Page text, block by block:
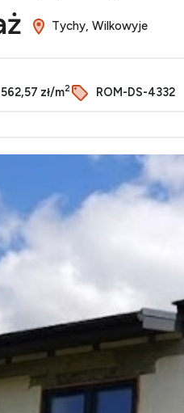
Tychy, Wilkowyje
zł/m2 ROM-DS-4332